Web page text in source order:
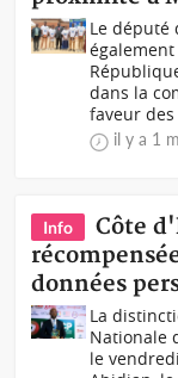
Le député
dans la
faveur des
il y a 1
Info
Côte
données
La
Nationale
le